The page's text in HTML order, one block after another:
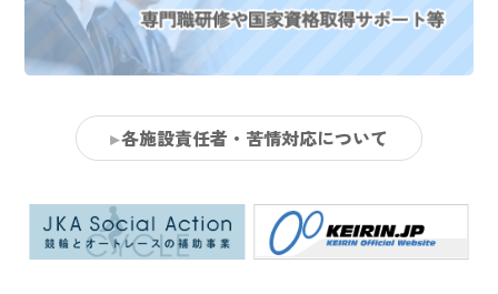
各施設責任者・苦情対応について